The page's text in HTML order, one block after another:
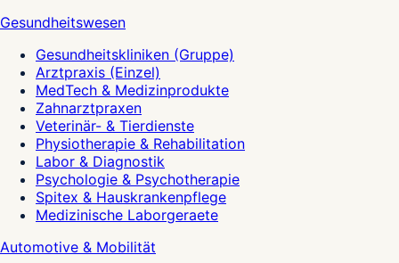
Gesundheitswesen
Gesundheitskliniken (Gruppe)
Arztpraxis (Einzel)
MedTech & Medizinprodukte
Zahnarztpraxen
Veterinär- & Tierdienste
Physiotherapie & Rehabilitation
Labor & Diagnostik
Psychologie & Psychotherapie
Spitex & Hauskrankenpflege
Medizinische Laborgeraete
Automotive & Mobilität